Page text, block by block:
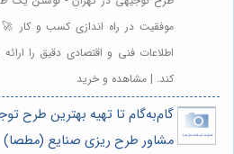
اطلاعات فنی و اقتصادی دقیق را
کند. | مشاهده و خرید
گام‌به‌گام تا تهیه بهترین طرح
مشاور طرح ریزی صنایع (مطصا)